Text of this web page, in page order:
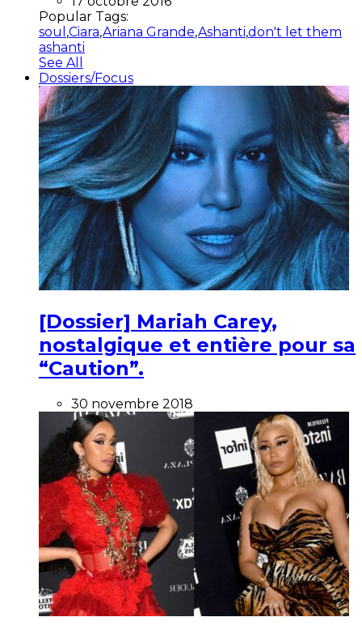
Popular Tags:
soul ,Ciara,Ariana Grande,Ashanti,don't let them
ashanti
See All
Dossiers/Focus
[Dossier] Mariah Carey,
nostalgique et entière pour sa
“Caution”.
30 novembre 2018